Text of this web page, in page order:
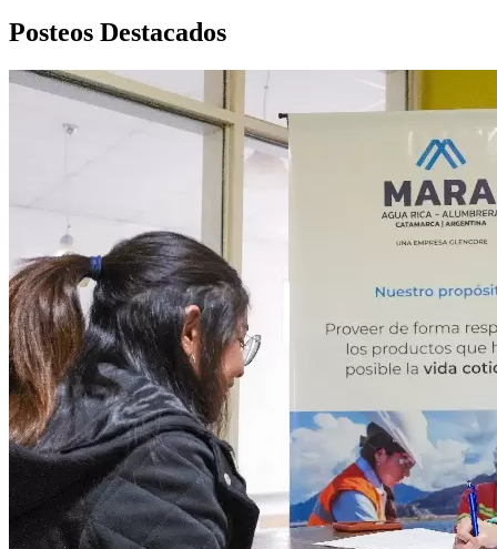
Posteos Destacados